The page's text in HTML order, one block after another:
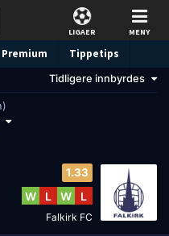
LIGAER MENY
Premium Tippetips
Tidligere innbyrdes
1.33
W L W L
Falkirk FC